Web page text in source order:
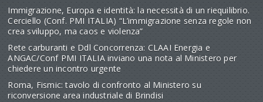
Immigrazione, Europa e identità: la necessità di un riequilibrio.
Cerciello (Conf. PMI ITALIA) “L’immigrazione senza regole non
crea sviluppo, ma caos e violenza”
Rete carburanti e Ddl Concorrenza: CLAAI Energia e
ANGAC/Conf PMI ITALIA inviano una nota al Ministero per
chiedere un incontro urgente
Roma, Fismic: tavolo di confronto al Ministero su
riconversione area industriale di Brindisi